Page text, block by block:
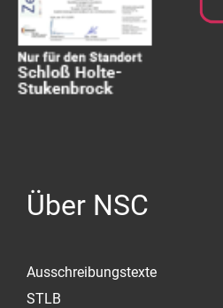
Über NSC
Ausschreibungstexte
STLB